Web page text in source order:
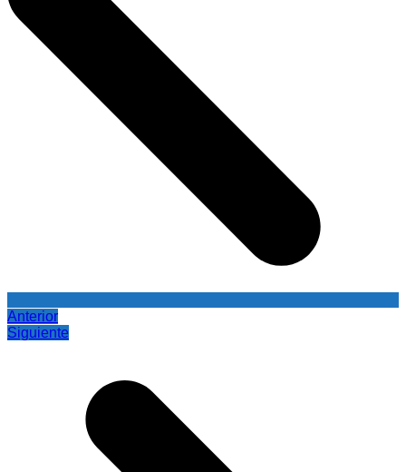
Anterior
Siguiente